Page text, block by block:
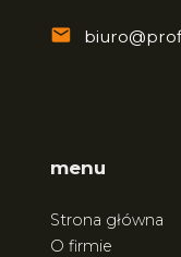
menu
Strona główna
O firmie